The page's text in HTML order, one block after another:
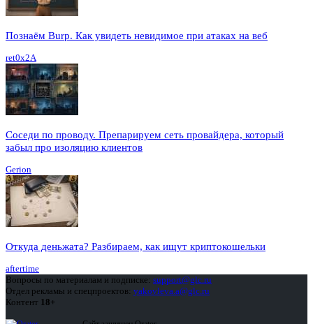
Познаём Burp. Как увидеть невидимое при атаках на веб
ret0x2A
Соседи по проводу. Препарируем сеть провайдера, который
забыл про изоляцию клиентов
Gerion
Откуда деньжата? Разбираем, как ищут криптокошельки
aftertime
Вопросы по материалам и подписке: support@glc.ru
Отдел рекламы и спецпроектов: yakovleva.a@glc.ru
Контент 18+